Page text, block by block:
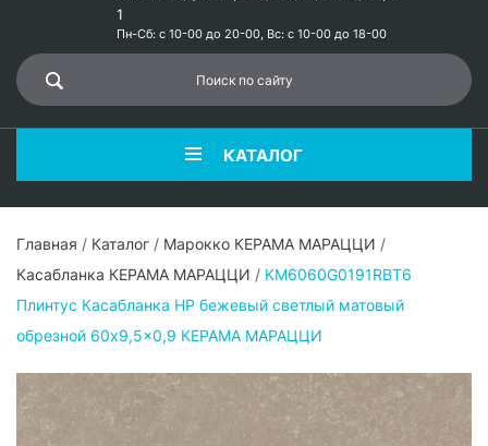
1
Пн-Сб: с 10-00 до 20-00, Вс: с 10-00 до 18-00
КАТАЛОГ
Главная / Каталог / Марокко КЕРАМА МАРАЦЦИ /
Касабланка КЕРАМА МАРАЦЦИ / KM6060G0191RBT6
Плинтус Касабланка HP бежевый светлый матовый
обрезной 60x9,5x0,9 КЕРАМА МАРАЦЦИ